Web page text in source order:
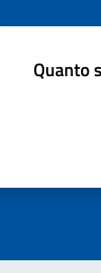
Quanto